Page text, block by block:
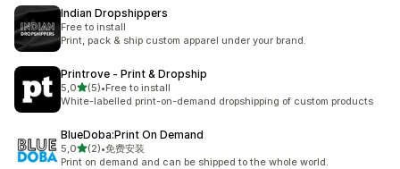
Indian Dropshippers
Free to install
Print, pack & ship custom apparel under your brand.
Printrove ‑ Print & Dropship
5,05 yıldız üzerinden
(5)
toplam 5 değerlendirme
•Free to install
White-labelled print-on-demand dropshipping of custom products
BlueDoba:Print On Demand
5,05 yıldız üzerinden
(2)
toplam 2 değerlendirme
•免费安装
Print on demand and can be shipped to the whole world.